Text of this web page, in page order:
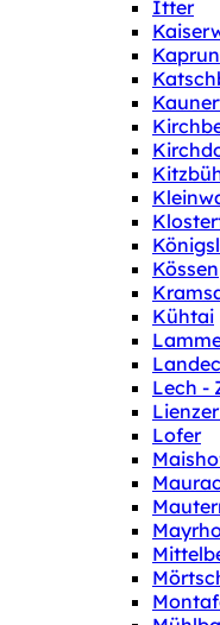
Itter
Kaprun
Kössen
Kühtai
Lech -
Lofer